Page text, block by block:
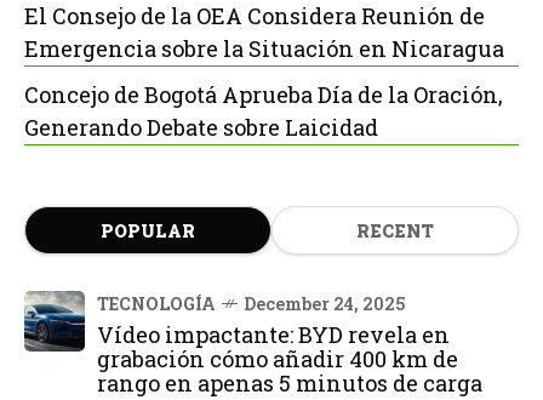
El Consejo de la OEA Considera Reunión de
Emergencia sobre la Situación en Nicaragua
Concejo de Bogotá Aprueba Día de la Oración,
Generando Debate sobre Laicidad
POPULAR RECENT
TECNOLOGÍA December 24, 2025
Vídeo impactante: BYD revela en
grabación cómo añadir 400 km de
rango en apenas 5 minutos de carga